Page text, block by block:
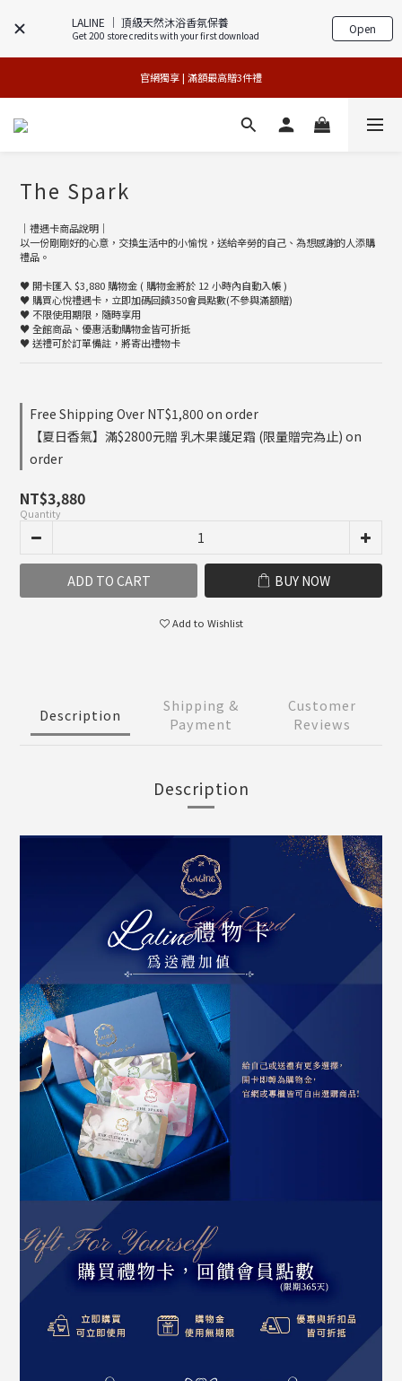
LALINE │ 頂級天然沐浴香氛保養
Get 200 store credits with your first download Open
官網獨享 | 滿額最高贈3件禮
官網獨享 | 滿額最高贈3件禮
專櫃加碼活動 | 舊包裝限時限量5折搶購
The Spark
｜禮遇卡商品說明｜
以一份剛剛好的心意，交換生活中的小愉悅，送給辛勞的自己、為想感謝的人添購
禮品。
♥︎ 開卡匯入 $3,880 購物金 ( 購物金將於 12 小時內自動入帳 )
♥︎ 購買心悅禮遇卡，立即加碼回饋350會員點數(不參與滿額贈)
♥︎ 不限使用期限，隨時享用
♥︎ 全館商品、優惠活動購物金皆可折抵
♥︎ 送禮可於訂單備註，將寄出禮物卡
Free Shipping Over NT$1,800 on order
【夏日香氣】滿$2800元贈 乳木果護足霜 (限量贈完為止) on
order
NT$3,880
Quantity
ADD TO CART BUY NOW
Add to Wishlist
Description
Shipping &
Payment
Customer
Reviews
Description